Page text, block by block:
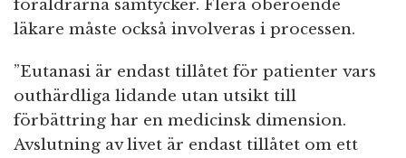
föräldrarna samtycker. Flera oberoende
läkare måste också involveras i processen.
”Eutanasi är endast tillåtet för patienter vars
outhärdliga lidande utan utsikt till
förbättring har en medicinsk dimension.
Avslutning av livet är endast tillåtet om ett